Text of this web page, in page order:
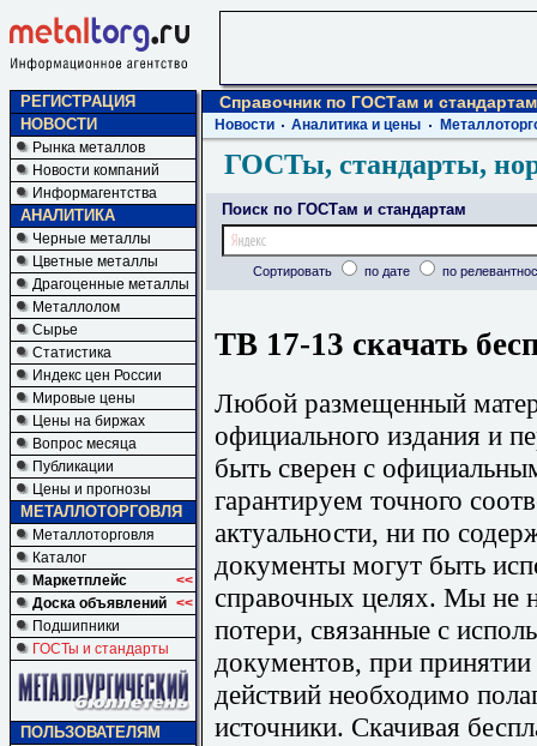
РЕГИСТРАЦИЯ
НОВОСТИ
Рынка металлов
Новости компаний
Информагентства
АНАЛИТИКА
Черные металлы
Цветные металлы
Драгоценные металлы
Металлолом
Сырье
Статистика
Индекс цен России
Мировые цены
Цены на биржах
Вопрос месяца
Публикации
Цены и прогнозы
МЕТАЛЛОТОРГОВЛЯ
Металлоторговля
Каталог
Маркетплейс
<<
Доска объявлений <<
Подшипники
ГОСТы и стандарты
ПОЛЬЗОВАТЕЛЯМ
Справочник по ГОСТам и стандартам
Новости Аналитика и цены
ГОСТы, стандарты,
Поиск по ГОСТам и стандартам
Сортировать по дате по
ТВ 17-13 скачать
Любой размещенный
официального издания и
быть сверен с
гарантируем точного
актуальности, ни по
документы могут быть
справочных целях. Мы не
потери, связанные с
документов, при
действий необходимо
источники. Скачивая